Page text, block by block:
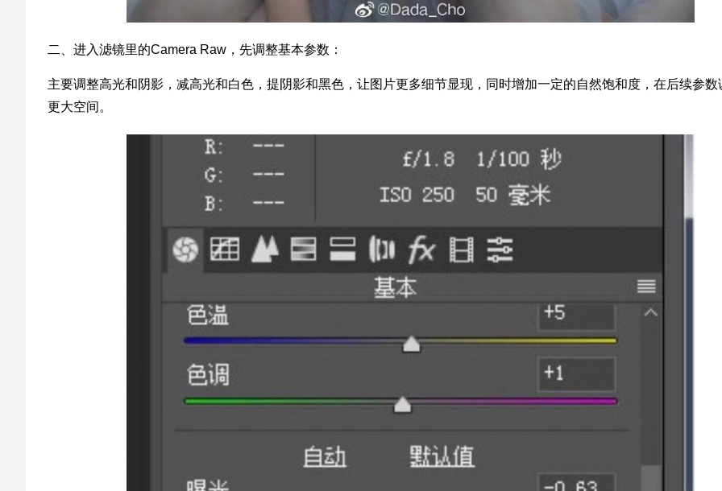
二、进入滤镜里的Camera Raw，先调整基本参数：
主要调整高光和阴影，减高光和白色，提阴影和黑色，让图片更多细节显现，同时增加一定的自然饱和度，在后续参数
更大空间。